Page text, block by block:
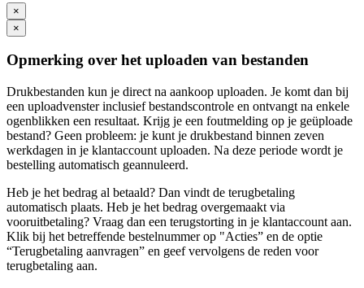
×
×
Opmerking over het uploaden van bestanden
Drukbestanden kun je direct na aankoop uploaden. Je komt dan bij
een uploadvenster inclusief bestandscontrole en ontvangt na enkele
ogenblikken een resultaat. Krijg je een foutmelding op je geüploade
bestand? Geen probleem: je kunt je drukbestand binnen zeven
werkdagen in je klantaccount uploaden. Na deze periode wordt je
bestelling automatisch geannuleerd.
Heb je het bedrag al betaald? Dan vindt de terugbetaling
automatisch plaats. Heb je het bedrag overgemaakt via
vooruitbetaling? Vraag dan een terugstorting in je klantaccount aan.
Klik bij het betreffende bestelnummer op "Acties” en de optie
“Terugbetaling aanvragen” en geef vervolgens de reden voor
terugbetaling aan.